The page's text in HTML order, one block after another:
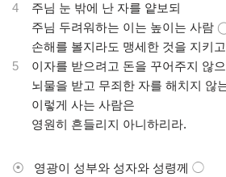
4 주님 눈 밖에 난 자를 얕보되
주님 두려워하는 이는 높이는 사람
손해를 볼지라도 맹세한 것을 지키
5 이자를 받으려고 돈을 꾸어주지 않
뇌물을 받고 무죄한 자를 해치지 않
이렇게 사는 사람은
영원히 흔들리지 아니하리라.
⦿ 영광이 성부와 성자와 성령께 ◯